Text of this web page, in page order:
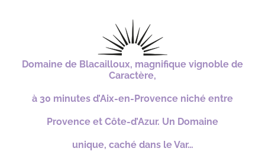
Domaine de Blacailloux, magnifique vignoble de
Caractère,
à 30 minutes d’Aix-en-Provence niché entre
Provence et Côte-d’Azur. Un Domaine
unique, caché dans le Var…